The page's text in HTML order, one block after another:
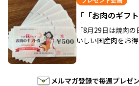
「「お肉のギフ
「8月29日は焼肉
いしい国産肉をお得
メルマガ登録で毎週プレゼ